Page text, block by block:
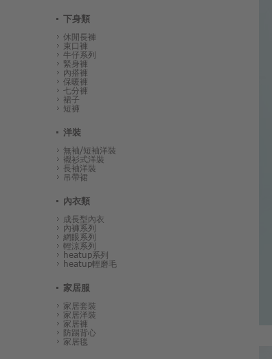
下身類
休閒長褲
束口褲
牛仔系列
緊身褲
內搭褲
保暖褲
七分褲
裙子
短褲
洋裝
無袖/短袖洋裝
襯衫式洋裝
長袖洋裝
吊帶裙
內衣類
成長型內衣
內褲系列
網眼系列
輕涼系列
heatup系列
heatup輕磨毛
家居服
家居套裝
家居洋裝
家居褲
防踢背心
家居毯